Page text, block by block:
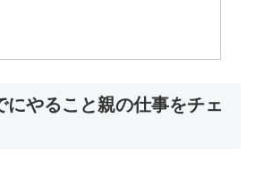
にやること親の仕事をチェ